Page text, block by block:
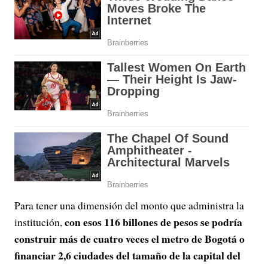
Para tener una dimensión del monto que administra la
institución,con esos 116 billones de pesos se podría
construir más de cuatro veces el metro de Bogotá o
financiar 2,6 ciudades del tamaño de la capital del